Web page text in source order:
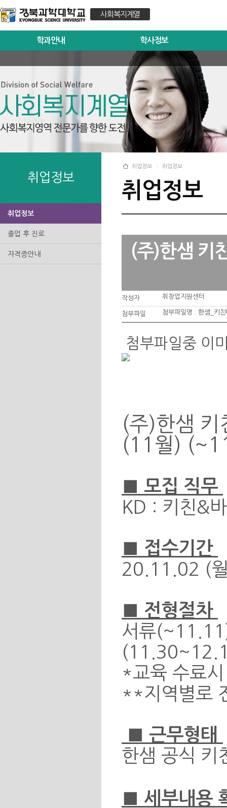
사회복지계열
학과안내 학사정보
취업정보
취업정보
졸업 후 진로
자격증안내
취업정보 취업정보
취업정보
(주)한샘 키
작성자 취창업지원센터
첨부파일 첨부파일명 : 한샘_키
첨부파일중 이
(주)한샘 키
(11월)
■ 모집 직무
KD : 키친&
■ 접수기간
20.11.02 (
■ 전형절차
서류
*교육 수료
**지역별로
■ 근무형태
한샘 공식 키
■ 세부내용